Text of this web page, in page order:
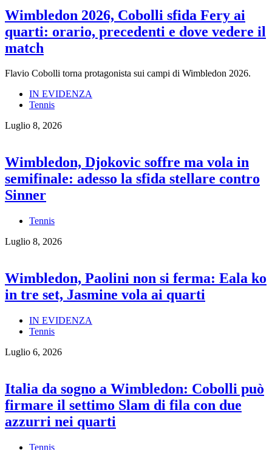
Wimbledon 2026, Cobolli sfida Fery ai
quarti: orario, precedenti e dove vedere il
match
Flavio Cobolli torna protagonista sui campi di Wimbledon 2026.
IN EVIDENZA
Tennis
Luglio 8, 2026
Wimbledon, Djokovic soffre ma vola in
semifinale: adesso la sfida stellare contro
Sinner
Tennis
Luglio 8, 2026
Wimbledon, Paolini non si ferma: Eala ko
in tre set, Jasmine vola ai quarti
IN EVIDENZA
Tennis
Luglio 6, 2026
Italia da sogno a Wimbledon: Cobolli può
firmare il settimo Slam di fila con due
azzurri nei quarti
Tennis